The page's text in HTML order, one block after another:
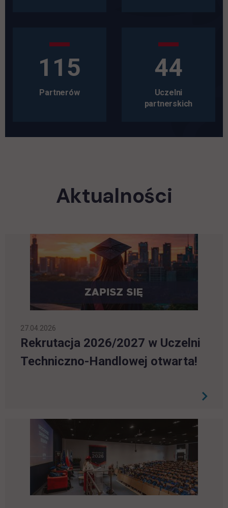
115
Partnerów
44
Uczelni
partnerskich
Aktualności
27.04.2026
Rekrutacja 2026/2027 w Uczelni
Techniczno-Handlowej otwarta!